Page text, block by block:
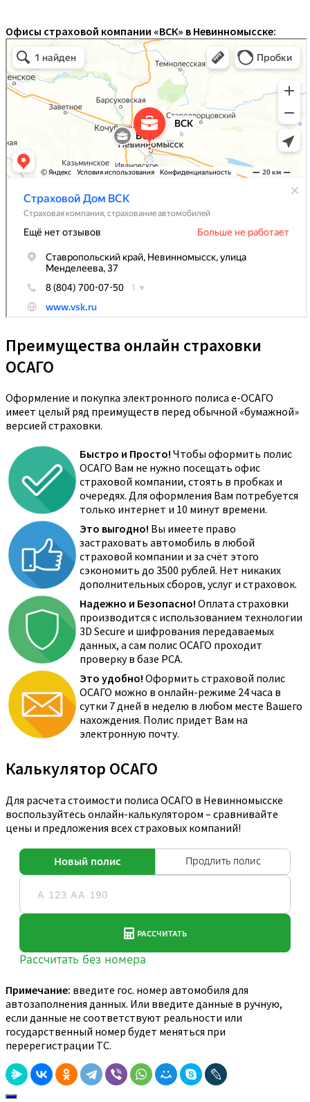
Офисы страховой компании «ВСК» в Невинномысске:
Преимущества онлайн страховки
ОСАГО
Оформление и покупка электронного полиса е-ОСАГО
имеет целый ряд преимуществ перед обычной «бумажной»
версией страховки.
Быстро и Просто! Чтобы оформить полис
ОСАГО Вам не нужно посещать офис
страховой компании, стоять в пробках и
очередях. Для оформления Вам потребуется
только интернет и 10 минут времени.
Это выгодно! Вы имеете право
застраховать автомобиль в любой
страховой компании и за счёт этого
сэкономить до 3500 рублей. Нет никаких
дополнительных сборов, услуг и страховок.
Надежно и Безопасно! Оплата страховки
производится с использованием технологии
3D Secure и шифрования передаваемых
данных, а сам полис ОСАГО проходит
проверку в базе РСА.
Это удобно! Оформить страховой полис
ОСАГО можно в онлайн-режиме 24 часа в
сутки 7 дней в неделю в любом месте Вашего
нахождения. Полис придет Вам на
электронную почту.
Калькулятор ОСАГО
Для расчета стоимости полиса ОСАГО в Невинномысске
воспользуйтесь онлайн-калькулятором – сравнивайте
цены и предложения всех страховых компаний!
Примечание: введите гос. номер автомобиля для
автозаполнения данных. Или введите данные в ручную,
если данные не соответствуют реальности или
государственный номер будет меняться при
перерегистрации ТС.